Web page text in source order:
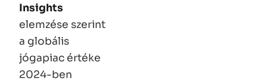
Insights
elemzése szerint
a globális
jógapiac értéke
2024-ben